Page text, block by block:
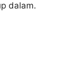
dalam.